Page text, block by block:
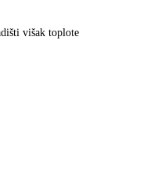
višak toplote